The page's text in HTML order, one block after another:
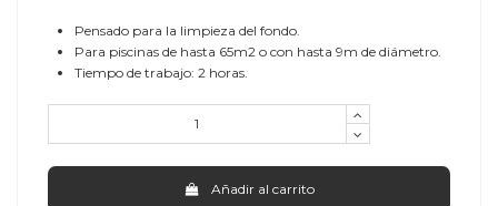
Pensado para la limpieza del fondo.
Para piscinas de hasta 65m2 o con hasta 9m de diámetro.
Tiempo de trabajo: 2 horas.
Añadir al carrito